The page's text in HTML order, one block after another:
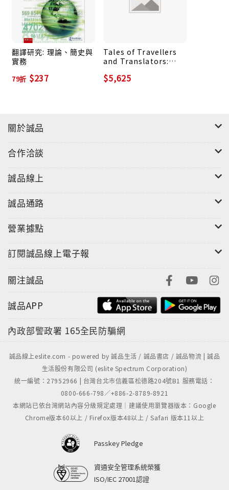
翻譯研究: 理論、簡史與
實務
79折 $237
Tales of Travellers
and Translators:
Comparative
$5,625
關於誠品
合作洽談
誠品線上
誠品通路
營業據點
訂閱誠品線上電子報
關注誠品
誠品APP
內政部警政署 165全民防騙網
誠品線上eslite.com - powered by 誠品生活 / 誠品書店 / 誠品物流 | 誠品
生活股份有限公司 (eslite Spectrum Corporation)
統一編號：27952966 | 台灣台北市信義區松德路204號B1 服務電話：
0800-666-798／+886-2-8789-8921
本網站已依台灣網站內容分級規定處理｜建議使用瀏覽器版本：Google
Chrome版本60以上 / Firefox版本48以上 / Safari 版本11以上
Passkey Pledge
資通安全管理系統榮獲
ISO/IEC 27001認證